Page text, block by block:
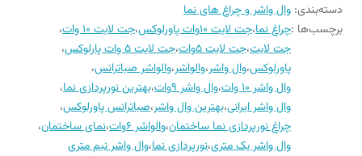
مجوزها کد ۱۰ رقمی استاندارد ملی ایران
۵۰ سانتی متر
طول عمر مفید ۲۰۰۰۰ ساعت(معادل ۵ سال)
ایران-شرکت صبا ترانس
دسته‌بندی: وال واشر و چراغ های نما
برچسب‌ها :چراغ نما،جت لایت ۱۰وات پاورلوکس ،جت لایت ۱۰ وات
،
جت لایت،جت لایت ۵وات ،جت لایت ۵ وات پارلوکس
،
پاورلوکس،وال واشر،والواشر،والواشر صباترانس،
وال واشر ۱۰ وات
،وال واشر ۹وات ،بهترین نورپردازی نما،
وال واشر ایرانی،بهترین وال واشر،صباترانس پاورلوکس،
چراغ نورپردازی نما ساختمان،والواشر ۶وات ،نمای ساختمان،
وال واشر یک متری،نورپردازی نما،وال واشر نیم متری